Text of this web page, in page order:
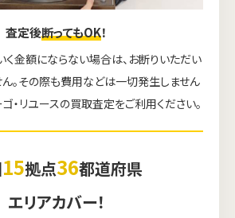
査定後断ってもOK！
く金額にならない場合は、お断りいただい
。その際も費用などは一切発生しません
・リユースの買取査定をご利用ください。
15拠点36都道府県
エリアカバー！